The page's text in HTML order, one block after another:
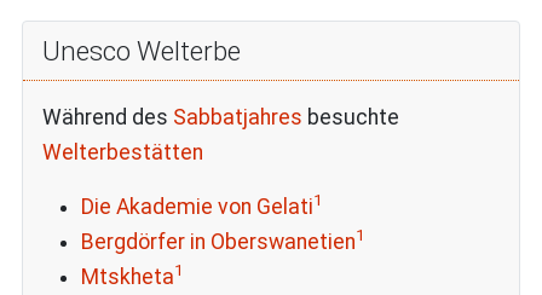
Unesco Welterbe
Während des Sabbatjahres besuchte
Welterbestätten
Die Akademie von Gelati1
Bergdörfer in Oberswanetien1
Mtskheta1